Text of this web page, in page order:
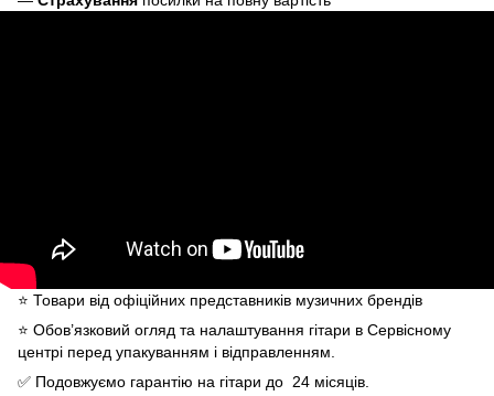
⭐️ Товари від офіційних представників музичних брендів
⭐️ Обов’язковий огляд та налаштування гітари в Сервісному
центрі перед упакуванням і відправленням.
✅ Подовжуємо гарантію на гітари до 24 місяців.